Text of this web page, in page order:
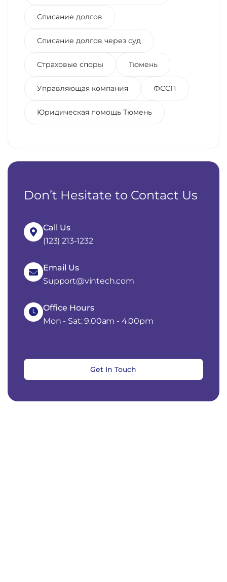
Списание долгов
Списание долгов через суд
Страховые споры Тюмень
Управляющая компания ФССП
Юридическая помощь Тюмень
Don’t Hesitate to Contact Us
Call Us
(123) 213-1232
Email Us
Support@vintech.com
Office Hours
Mon - Sat: 9.00am - 4.00pm